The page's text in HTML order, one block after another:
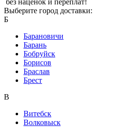
без наценок и переплат!
Выберите город доставки:
Б
Барановичи
Барань
Бобруйск
Борисов
Браслав
Брест
В
Витебск
Волковыск